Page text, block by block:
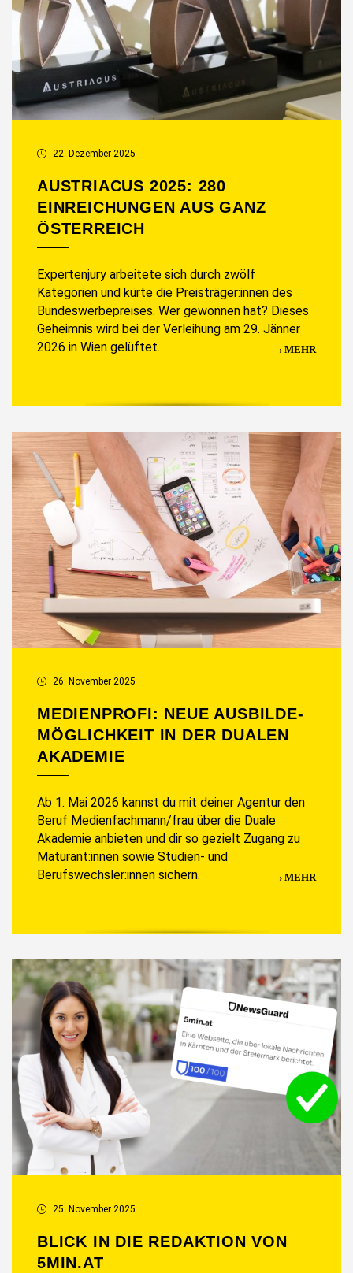
22. Dezember 2025
AUSTRIACUS 2025: 280
EINREICHUNGEN AUS GANZ
ÖSTERREICH
Expertenjury arbeitete sich durch zwölf
Kategorien und kürte die Preisträger:innen des
Bundeswerbepreises. Wer gewonnen hat? Dieses
Geheimnis wird bei der Verleihung am 29. Jänner
2026 in Wien gelüftet.
MEHR
26. November 2025
MEDIENPROFI: NEUE AUSBILDE­
MÖGLICHKEIT IN DER DUALEN
AKADEMIE
Ab 1. Mai 2026 kannst du mit deiner Agentur den
Beruf Medienfachmann/frau über die Duale
Akademie anbieten und dir so gezielt Zugang zu
Maturant:innen sowie Studien- und
Berufswechsler:innen sichern.
MEHR
25. November 2025
BLICK IN DIE REDAKTION VON
5MIN.AT